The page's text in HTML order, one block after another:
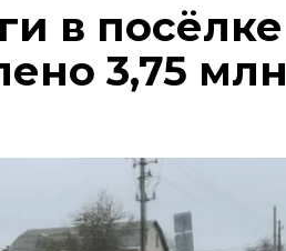
в посёлке
3,75 млн